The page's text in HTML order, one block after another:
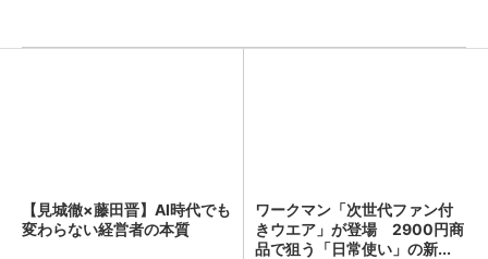
【見城徹×藤田晋】AI時代でも
変わらない経営者の本質
ワークマン「次世代ファン付
きウエア」が登場 2900円商
品で狙う「日常使い」の新...